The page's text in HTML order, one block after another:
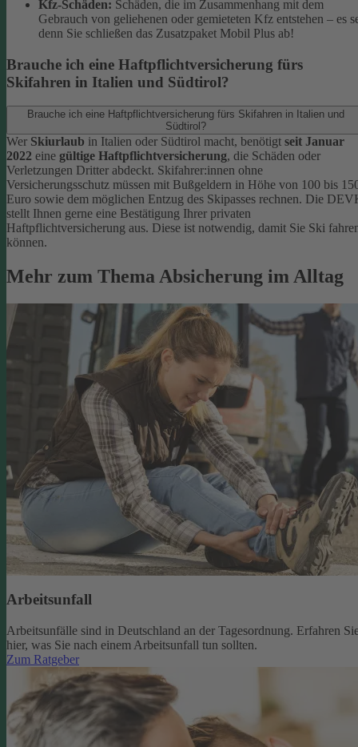
Kfz-Schäden: Schäden, die im Zusammenhang mit dem
Gebrauch von geliehenen oder gemieteten Kfz entstehen – es
denn Sie schließen das Zusatzpaket Mobil Plus ab!
Brauche ich eine Haftpflichtversicherung fürs
Skifahren in Italien und Südtirol?
Brauche ich eine Haftpflichtversicherung fürs Skifahren in Italien und
Südtirol?
Wer Skiurlaub in Italien oder Südtirol macht, benötigt seit Januar
2022 eine gültige Haftpflichtversicherung, die Schäden oder
Verletzungen Dritter abdeckt. Skifahrer:innen ohne
Versicherungsschutz müssen mit Bußgeldern in Höhe von 100 bis
Euro sowie dem möglichen Entzug des Skipasses rechnen. Die
stellt Ihnen gerne eine Bestätigung Ihrer privaten
Haftpflichtversicherung aus. Diese ist notwendig, damit Sie Ski
können.
Mehr zum Thema Absicherung im Alltag
Arbeitsunfall
Arbeitsunfälle sind in Deutschland an der Tagesordnung. Erfahren
hier, was Sie nach einem Arbeitsunfall tun sollten.
Zum Ratgeber